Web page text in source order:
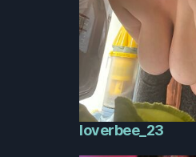
loverbee_23